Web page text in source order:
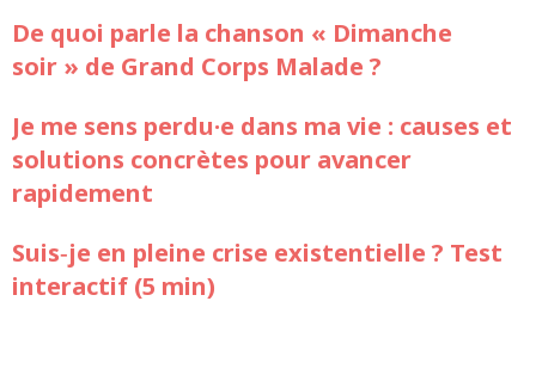
De quoi parle la chanson « Dimanche
soir » de Grand Corps Malade ?
Je me sens perdu·e dans ma vie : causes et
solutions concrètes pour avancer
rapidement
Suis‑je en pleine crise existentielle ? Test
interactif (5 min)